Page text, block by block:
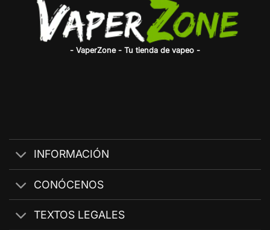
- VaperZone - Tu tienda de vapeo -
INFORMACIÓN
CONÓCENOS
TEXTOS LEGALES